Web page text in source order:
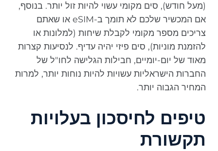
(מעל חודש), סים מקומי עשוי להיות זול יותר. בנוסף,
אם המכשיר שלכם לא תומך ב-eSIM או שאתם
צריכים מספר מקומי לקבלת שיחות (למלונות או
להזמנת מוניות), סים פיזי יהיה עדיף. לנסיעות קצרות
מאוד של יום-יומיים, חבילות הגלישה לחו"ל של
החברות הישראליות עשויות להיות נוחות יותר, למרות
המחיר הגבוה יותר.
טיפים לחיסכון בעלויות
תקשורת